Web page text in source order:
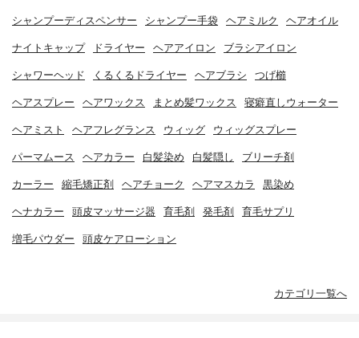
シャンプーディスペンサー シャンプー手袋 ヘアミルク ヘアオイル
ナイトキャップ ドライヤー ヘアアイロン ブラシアイロン
シャワーヘッド くるくるドライヤー ヘアブラシ つげ櫛
ヘアスプレー ヘアワックス まとめ髪ワックス 寝癖直しウォーター
ヘアミスト ヘアフレグランス ウィッグ ウィッグスプレー
パーマムース ヘアカラー 白髪染め 白髪隠し ブリーチ剤
カーラー 縮毛矯正剤 ヘアチョーク ヘアマスカラ 黒染め
ヘナカラー 頭皮マッサージ器 育毛剤 発毛剤 育毛サプリ
増毛パウダー 頭皮ケアローション
カテゴリ一覧へ